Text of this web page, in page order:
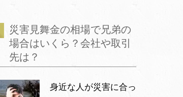
災害見舞金の相場で兄弟の
場合はいくら？会社や取引
先は？
身近な人が災害に合っ